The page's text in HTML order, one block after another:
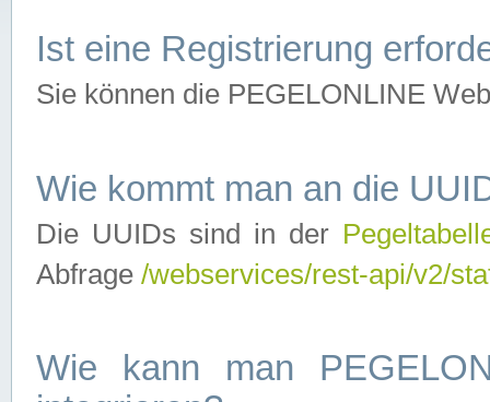
Ist eine Registrierung
Sie können die PEGELONLINE
Wie kommt man an die
Die UUIDs sind in der
Abfrage /webservices/rest-api/v2/
Wie kann man